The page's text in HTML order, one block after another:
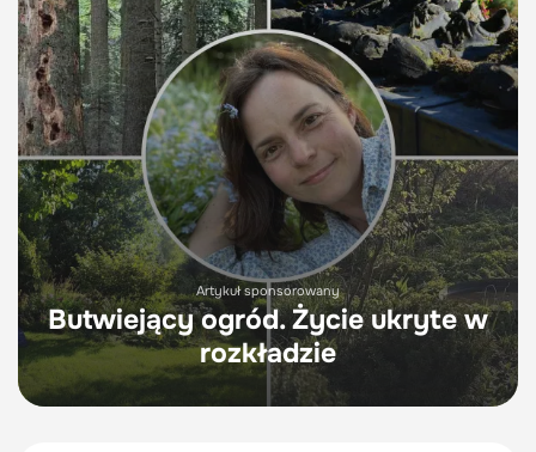
Artykuł sponsorowany
Butwiejący ogród. Życie ukryte w
rozkładzie